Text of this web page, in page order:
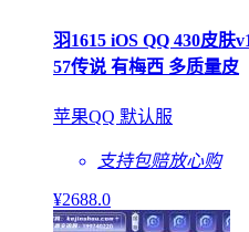
羽1615 iOS QQ 430皮肤
57传说 有梅西 多质量皮
苹果QQ 默认服
支持包赔放心购
¥2688.0